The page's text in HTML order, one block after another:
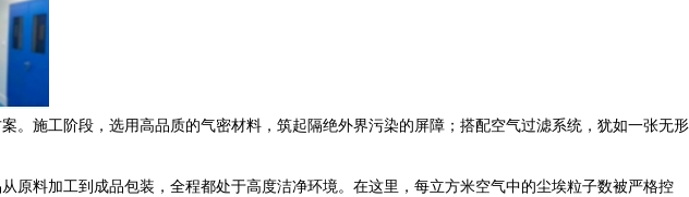
施工阶段，选用高品质的气密材料，筑起隔绝外界污染的屏障；搭配空气过滤系统，犹如一张无形
原料加工到成品包装，全程都处于高度洁净环境。在这里，每立方米空气中的尘埃粒子数被严格控